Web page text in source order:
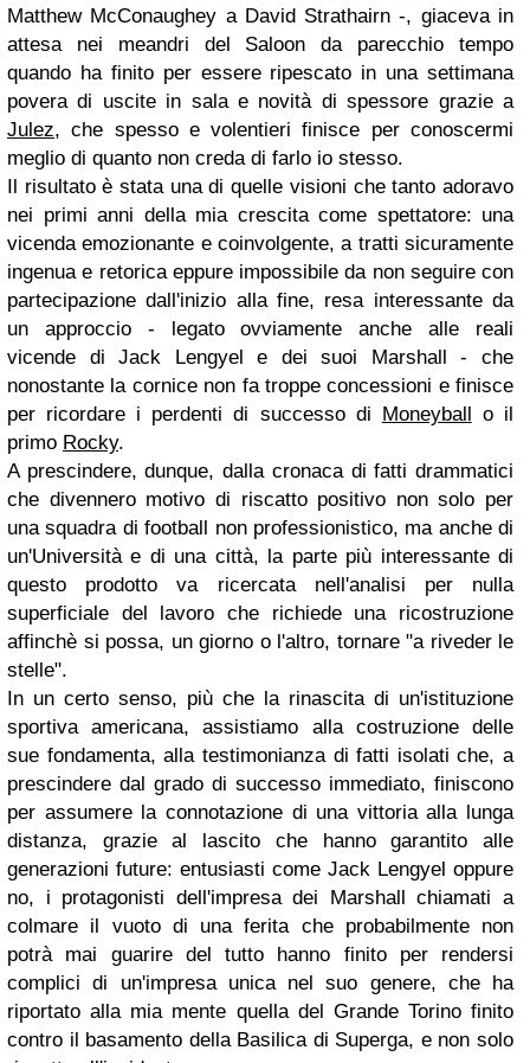
Matthew McConaughey a David Strathairn -, giaceva in
attesa nei meandri del Saloon da parecchio tempo
quando ha finito per essere ripescato in una settimana
povera di uscite in sala e novità di spessore grazie a
Julez, che spesso e volentieri finisce per conoscermi
meglio di quanto non creda di farlo io stesso.
Il risultato è stata una di quelle visioni che tanto adoravo
nei primi anni della mia crescita come spettatore: una
vicenda emozionante e coinvolgente, a tratti sicuramente
ingenua e retorica eppure impossibile da non seguire con
partecipazione dall'inizio alla fine, resa interessante da
un approccio - legato ovviamente anche alle reali
vicende di Jack Lengyel e dei suoi Marshall - che
nonostante la cornice non fa troppe concessioni e finisce
per ricordare i perdenti di successo di Moneyball o il
primo Rocky.
A prescindere, dunque, dalla cronaca di fatti drammatici
che divennero motivo di riscatto positivo non solo per
una squadra di football non professionistico, ma anche di
un'Università e di una città, la parte più interessante di
questo prodotto va ricercata nell'analisi per nulla
superficiale del lavoro che richiede una ricostruzione
affinchè si possa, un giorno o l'altro, tornare "a riveder le
stelle".
In un certo senso, più che la rinascita di un'istituzione
sportiva americana, assistiamo alla costruzione delle
sue fondamenta, alla testimonianza di fatti isolati che, a
prescindere dal grado di successo immediato, finiscono
per assumere la connotazione di una vittoria alla lunga
distanza, grazie al lascito che hanno garantito alle
generazioni future: entusiasti come Jack Lengyel oppure
no, i protagonisti dell'impresa dei Marshall chiamati a
colmare il vuoto di una ferita che probabilmente non
potrà mai guarire del tutto hanno finito per rendersi
complici di un'impresa unica nel suo genere, che ha
riportato alla mia mente quella del Grande Torino finito
contro il basamento della Basilica di Superga, e non solo